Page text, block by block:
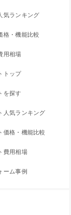
気ランキング
格・機能比較
用相場
トップ
を探す
人気ランキング
価格・機能比較
費用相場
ーム事例